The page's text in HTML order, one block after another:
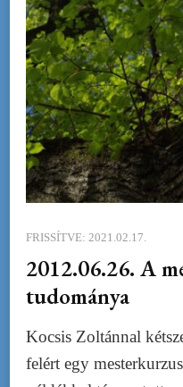
FRISSÍTVE: 2021.02.17.
2012.06.26. A
tudománya
Kocsis Zoltánnal
felért egy